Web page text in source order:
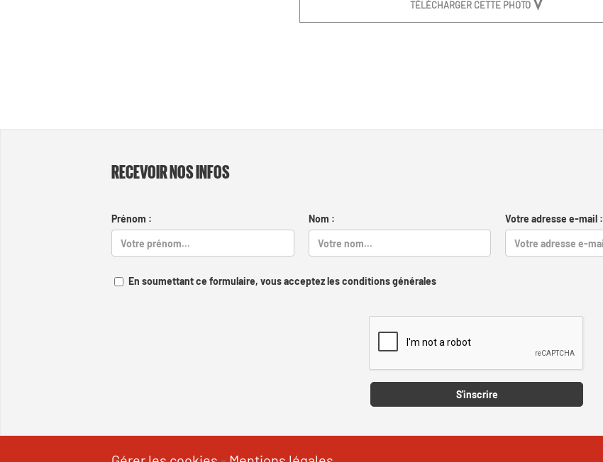
TÉLÉCHARGER CETTE PHOTO
RECEVOIR NOS INFOS
Prénom : Nom : Votre adresse e-mail :
En soumettant ce formulaire, vous acceptez les conditions générales
S'inscrire